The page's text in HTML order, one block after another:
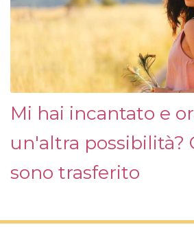
Mi hai incantato e
un'altra possibilità?
sono trasferito